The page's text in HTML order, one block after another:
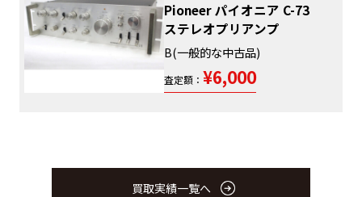
Pioneer パイオニア C-73
ステレオプリアンプ
B(一般的な中古品)
査定額： ¥6,000
買取実績一覧へ